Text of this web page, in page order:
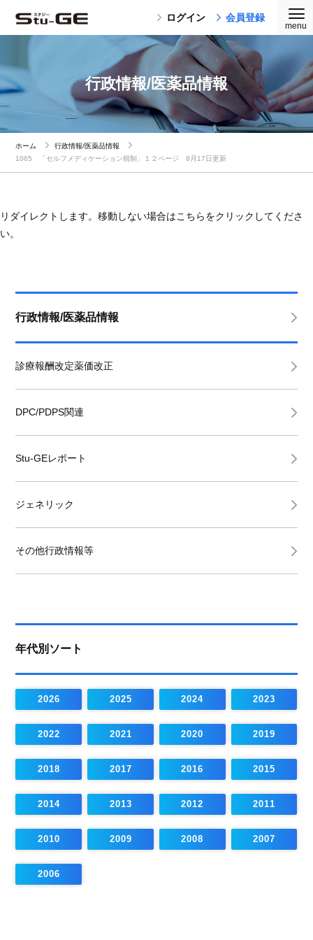
ログイン 会員登録
行政情報/医薬品情報
ホーム
行政情報/医薬品情報
1065 「セルフメディケーション税制」１２ページ 8月17日更新
リダイレクトします。移動しない場合はこちらをクリックしてくださ
い。
行政情報/医薬品情報
診療報酬改定薬価改正
DPC/PDPS関連
Stu-GEレポート
ジェネリック
その他行政情報等
年代別ソート
2026 2025 2024 2023
2022 2021 2020 2019
2018 2017 2016 2015
2014 2013 2012 2011
2010 2009 2008 2007
2006